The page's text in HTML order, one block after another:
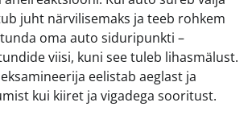
juht närvilisemaks ja teeb rohkem
oma auto siduripunkti –
viisi, kuni see tuleb lihasmälust.
eelistab aeglast ja
kui kiiret ja vigadega sooritust.